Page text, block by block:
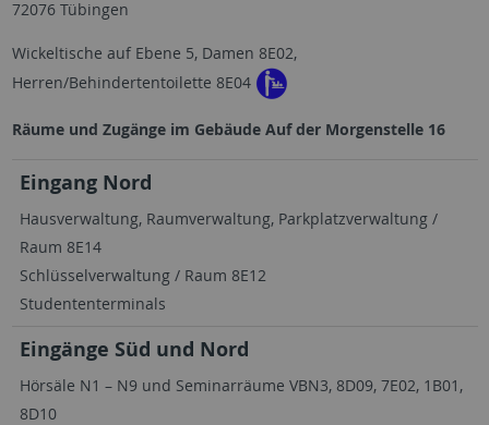
72076 Tübingen
Wickeltische auf Ebene 5, Damen 8E02,
Herren/Behindertentoilette 8E04
Räume und Zugänge im Gebäude Auf der Morgenstelle 16
Eingang Nord
Hausverwaltung, Raumverwaltung, Parkplatzverwaltung /
Raum 8E14
Schlüsselverwaltung / Raum 8E12
Studententerminals
Eingänge Süd und Nord
Hörsäle N1 – N9 und Seminarräume VBN3, 8D09, 7E02, 1B01,
8D10